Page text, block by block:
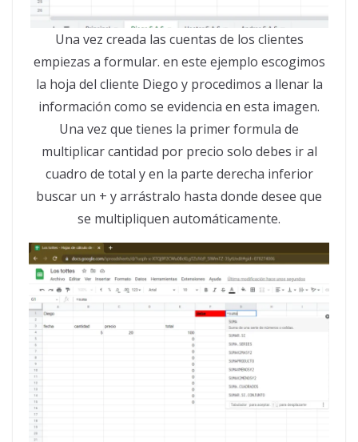
Una vez creada las cuentas de los clientes
empiezas a formular. en este ejemplo escogimos
la hoja del cliente Diego y procedimos a llenar la
información como se evidencia en esta imagen.
Una vez que tienes la primer formula de
multiplicar cantidad por precio solo debes ir al
cuadro de total y en la parte derecha inferior
buscar un + y arrástralo hasta donde desee que
se multipliquen automáticamente.